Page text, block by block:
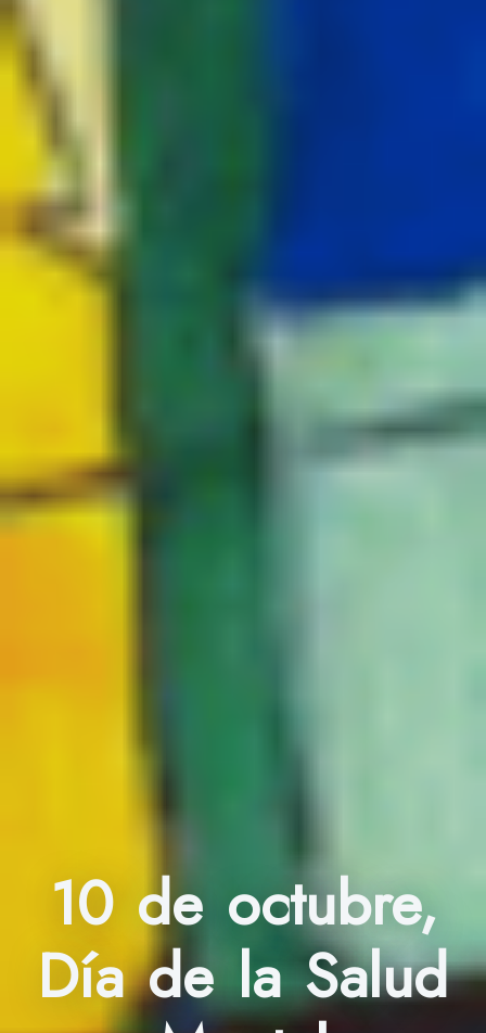
10 de octubre,
Día de la Salud